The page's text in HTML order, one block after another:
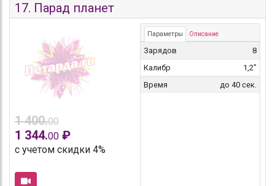
17. Парад планет
1 400.00
1 344.00 ₽
с учетом скидки 4%
Параметры Описание
Зарядов
8
Калибр
1,2"
Время
до 40 сек.